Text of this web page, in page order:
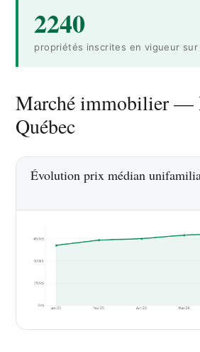
2240
propriétés inscrites en vigueur sur
Marché immobilier —
Québec
Évolution prix médian